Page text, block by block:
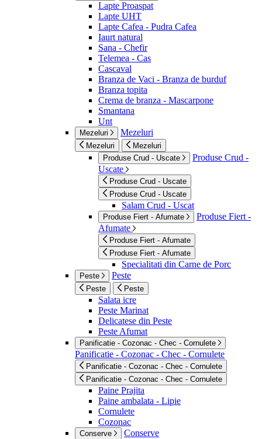
Lapte Proaspat
Lapte UHT
Lapte Cafea - Pudra Cafea
Iaurt natural
Sana - Chefir
Telemea - Cas
Cascaval
Branza de Vaci - Branza de burduf
Branza topita
Crema de branza - Mascarpone
Smantana
Unt
Mezeluri Mezeluri
Mezeluri
Mezeluri
Produse Crud - Uscate
Produse Crud -
Uscate
Produse Crud - Uscate
Produse Crud - Uscate
Salam Crud - Uscat
Produse Fiert - Afumate
Produse Fiert -
Afumate
Produse Fiert - Afumate
Produse Fiert - Afumate
Specialitati din Carne de Porc
Peste Peste
Peste Peste
Salata icre
Peste Marinat
Delicatese din Peste
Peste Afumat
Panificatie - Cozonac - Chec - Cornulete
Panificatie - Cozonac - Chec - Cornulete
Panificatie - Cozonac - Chec - Cornulete
Panificatie - Cozonac - Chec - Cornulete
Paine Prajita
Paine ambalata - Lipie
Cornulete
Cozonac
Conserve Conserve